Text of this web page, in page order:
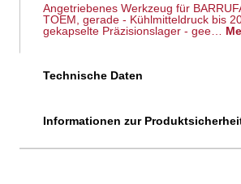
Angetriebenes Werkzeug für
TOEM, gerade - Kühlmitteldruck bis
gekapselte Präzisionslager - gee…
Technische Daten
Informationen zur